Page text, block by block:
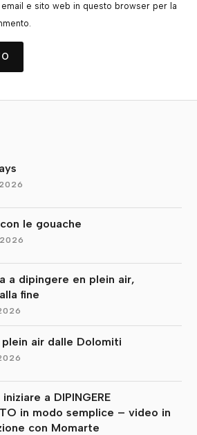
email e sito web in questo browser per la
le gouache
a dipingere en plein air,
fine
air dalle Dolomiti
a DIPINGERE
in modo semplice – video in
con Momarte